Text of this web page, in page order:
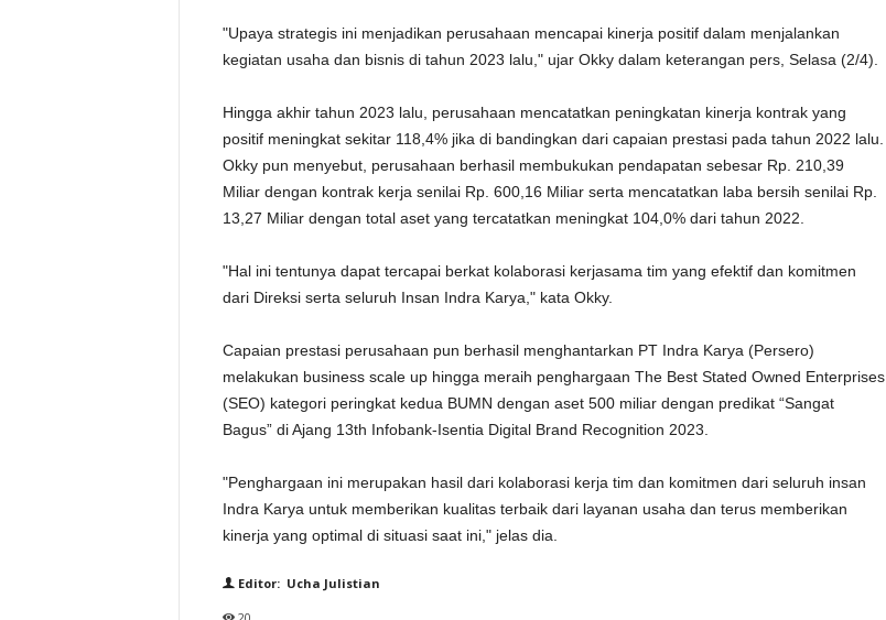
"Upaya strategis ini menjadikan perusahaan mencapai kinerja positif dalam menjalankan
kegiatan usaha dan bisnis di tahun 2023 lalu," ujar Okky dalam keterangan pers, Selasa (2/4).
Hingga akhir tahun 2023 lalu, perusahaan mencatatkan peningkatan kinerja kontrak yang
positif meningkat sekitar 118,4% jika di bandingkan dari capaian prestasi pada tahun 2022 lalu.
Okky pun menyebut, perusahaan berhasil membukukan pendapatan sebesar Rp. 210,39
Miliar dengan kontrak kerja senilai Rp. 600,16 Miliar serta mencatatkan laba bersih senilai Rp.
13,27 Miliar dengan total aset yang tercatatkan meningkat 104,0% dari tahun 2022.
"Hal ini tentunya dapat tercapai berkat kolaborasi kerjasama tim yang efektif dan komitmen
dari Direksi serta seluruh Insan Indra Karya," kata Okky.
Capaian prestasi perusahaan pun berhasil menghantarkan PT Indra Karya (Persero)
melakukan business scale up hingga meraih penghargaan The Best Stated Owned Enterprises
(SEO) kategori peringkat kedua BUMN dengan aset 500 miliar dengan predikat “Sangat
Bagus” di Ajang 13th Infobank-Isentia Digital Brand Recognition 2023.
"Penghargaan ini merupakan hasil dari kolaborasi kerja tim dan komitmen dari seluruh insan
Indra Karya untuk memberikan kualitas terbaik dari layanan usaha dan terus memberikan
kinerja yang optimal di situasi saat ini," jelas dia.
Editor: Ucha Julistian